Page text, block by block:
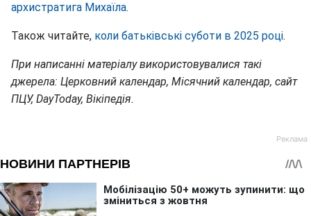
архистратига Михаїла.
Також читайте, коли батьківські суботи в 2025 році.
При написанні матеріалу використовувалися такі
джерела: Церковний календар, Місячний календар, сайт
ПЦУ, DayToday, Вікіпедія.